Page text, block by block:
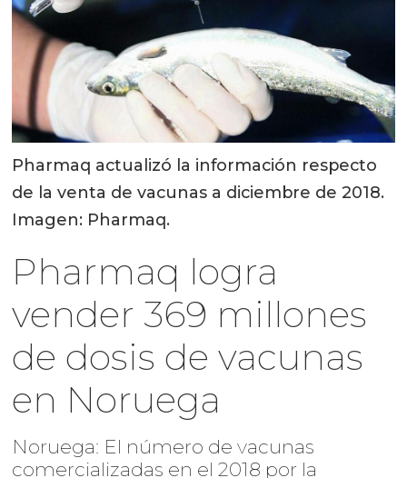
Pharmaq actualizó la información respecto
de la venta de vacunas a diciembre de 2018.
Imagen: Pharmaq.
Pharmaq logra
vender 369 millones
de dosis de vacunas
en Noruega
Noruega: El número de vacunas
comercializadas en el 2018 por la